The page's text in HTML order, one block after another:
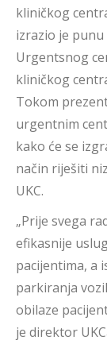
kliničkog
izrazio je
Urgentsnog
kliničkog
Tokom
urgentnim
kako će se
način riješiti
UKC.
„Prije svega
efikasnije
pacijentima, a
parkiranja
obilaze
je direktor